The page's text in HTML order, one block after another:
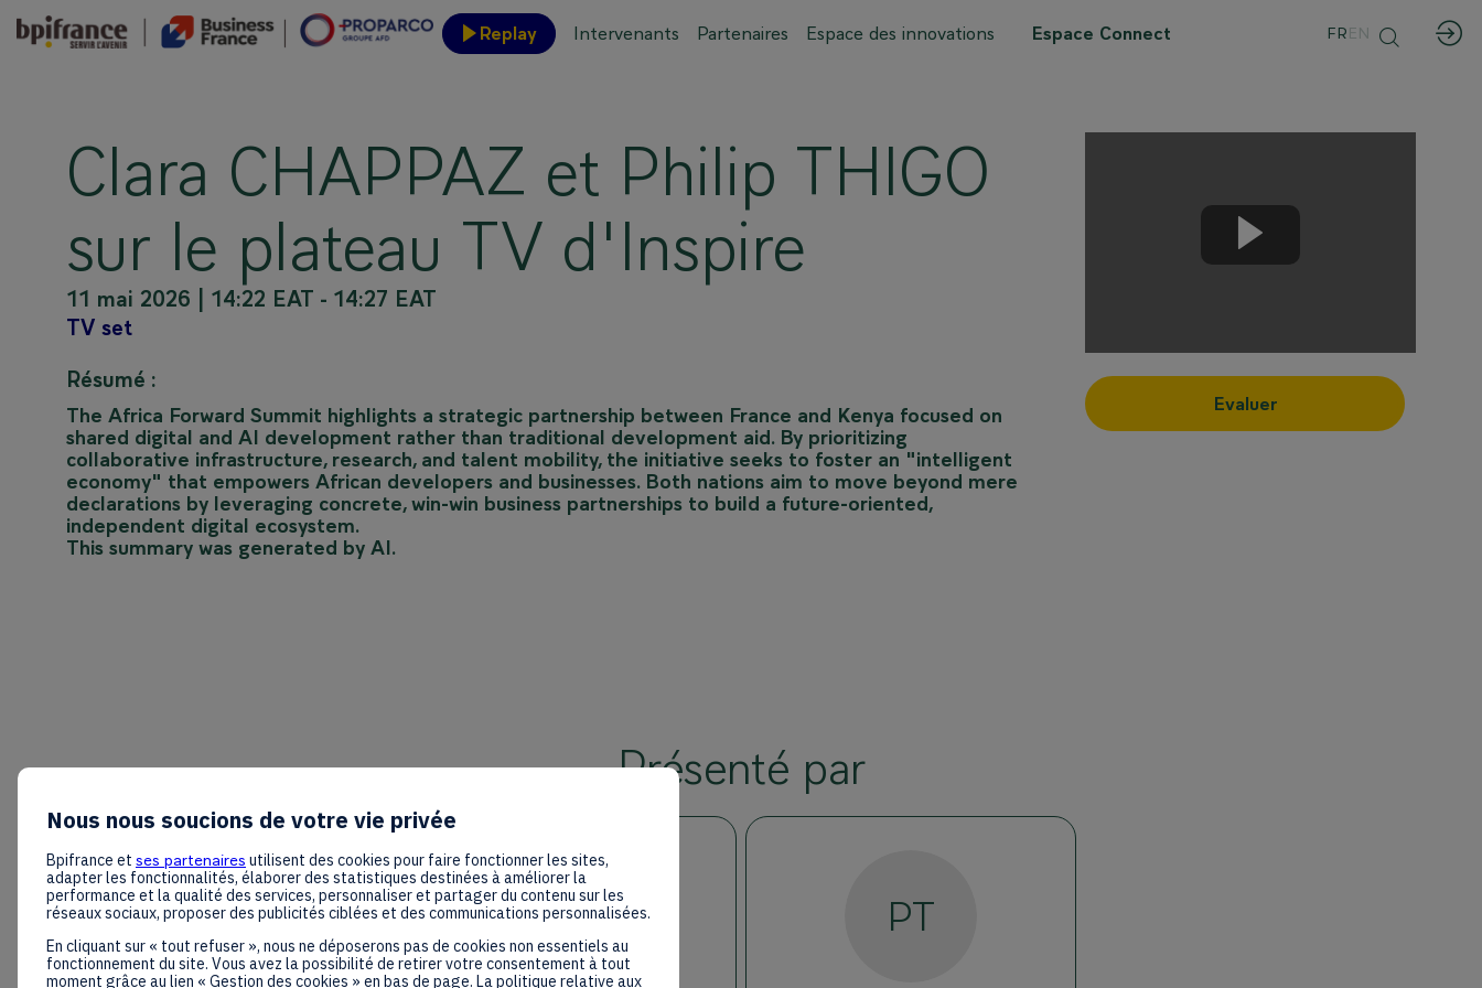
Replay Intervenants Partenaires Espace des innovations Espace Connect FREN
Clara CHAPPAZ et Philip THIGO
sur le plateau TV d'Inspire
11 mai 2026 14:22 EAT - 14:27 EAT
TV set
Evaluer
Résumé :
The Africa Forward Summit highlights a strategic partnership between France and Kenya focused on
shared digital and AI development rather than traditional development aid. By prioritizing
collaborative infrastructure, research, and talent mobility, the initiative seeks to foster an "intelligent
economy" that empowers African developers and businesses. Both nations aim to move beyond mere
declarations by leveraging concrete, win-win business partnerships to build a future-oriented,
independent digital ecosystem.
This summary was generated by AI.
Présenté par
CC PT
Nous nous soucions de votre vie privée
Bpifrance et ses partenaires utilisent des cookies pour faire fonctionner les sites,
adapter les fonctionnalités, élaborer des statistiques destinées à améliorer la
performance et la qualité des services, personnaliser et partager du contenu sur les
réseaux sociaux, proposer des publicités ciblées et des communications personnalisées.
En cliquant sur « tout refuser », nous ne déposerons pas de cookies non essentiels au
fonctionnement du site. Vous avez la possibilité de retirer votre consentement à tout
moment grâce au lien « Gestion des cookies » en bas de page. La politique relative aux